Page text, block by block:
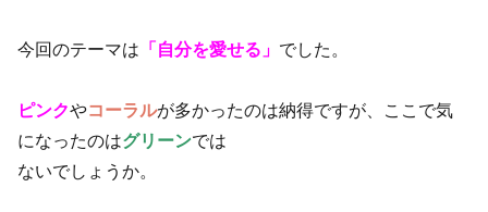
今回のテーマは 「自分を愛せる」 でした。
ピンクやコーラルが多かったのは納得ですが、ここで気
になったのはグリーンでは
ないでしょうか。